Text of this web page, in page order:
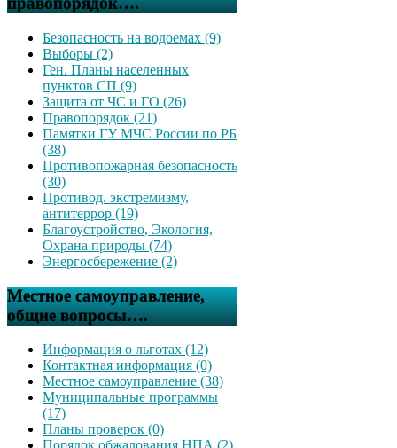
Безопасность на водоемах (9)
Выборы (2)
Ген. Планы населенных
пунктов СП (9)
Защита от ЧС и ГО (26)
Правопорядок (21)
Памятки ГУ МЧС России по РБ
(38)
Противопожарная безопасность
(30)
Противод. экстремизму,
антитеррор (19)
Благоустройство, Экология,
Охрана природы (74)
Энергосбережение (2)
Местное самоуправление,
общие вопросы….
Информация о льготах (12)
Контактная информация (0)
Местное самоуправление (38)
Муниципальные программы
(17)
Планы проверок (0)